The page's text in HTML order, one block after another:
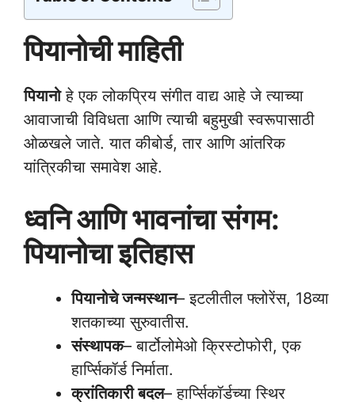
पियानोची माहिती
पियानोहे एक लोकप्रिय संगीत वाद्य आहे जे त्याच्या
आवाजाची विविधता आणि त्याची बहुमुखी स्वरूपासाठी
ओळखले जाते. यात कीबोर्ड, तार आणि आंतरिक
यांत्रिकीचा समावेश आहे.
ध्वनि आणि भावनांचा संगम:
पियानोचा इतिहास
पियानोचे जन्मस्थान– इटलीतील फ्लोरेंस, 18व्या
शतकाच्या सुरुवातीस.
संस्थापक– बार्टोलोमेओ क्रिस्टोफोरी, एक
हार्प्सिकॉर्ड निर्माता.
क्रांतिकारी बदल– हार्प्सिकॉर्डच्या स्थिर